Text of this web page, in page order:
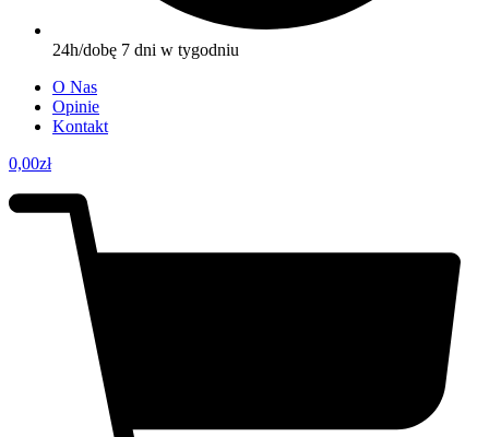
24h/dobę 7 dni w tygodniu
O Nas
Opinie
Kontakt
0,00zł